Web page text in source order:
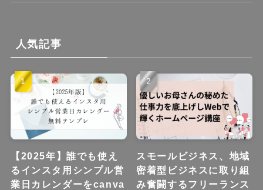
人気記事
【2025年】誰でも使え
るインスタ用シンプル営
業日カレンダーをcanva
スモールビジネス、地域
密着型ビジネスに取り組
み奮闘するフリーランス